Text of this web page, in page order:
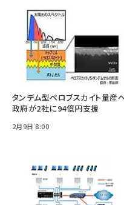
タンデム型ペロブスカイト量産へ
政府が2社に94億円支援
2月9日 8:00